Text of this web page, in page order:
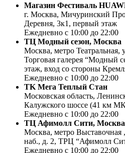
Магазин Фестиваль
г. Москва, Мичуринский
Деревня, 3к1, первый этаж
Ежедневно с 10:00 до 22:00
ТЦ Модный сезон, Москва
Москва, метро Театральная,
Торговая галерея “Модный
этаж, вход со стороны
Ежедневно с 10:00 до 22:00
ТK Мега Теплый Стан
Московская область,
Калужского шоссе (41 км
Ежедневно с 10:00 до 22:00
ТЦ Афимолл Сити, Москва
Москва, метро Выставочная
наб., д. 2, ТРЦ “Афимолл
Ежедневно с 10:00 до 22:00